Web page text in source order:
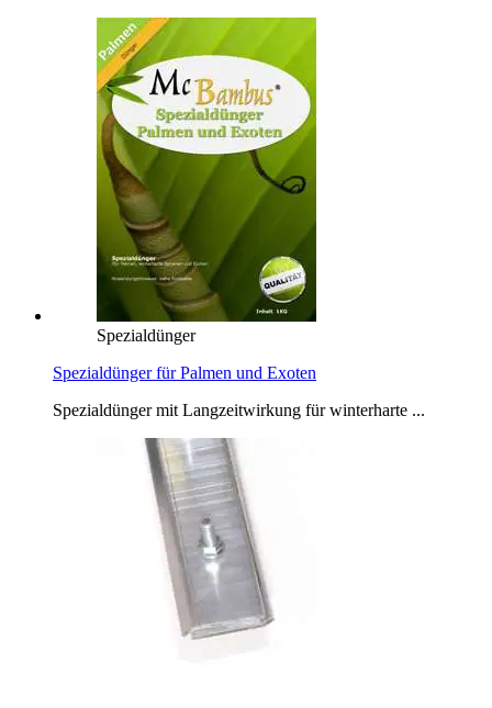
Spezialdünger
Spezialdünger für Palmen und Exoten
Spezialdünger mit Langzeitwirkung für winterharte ...